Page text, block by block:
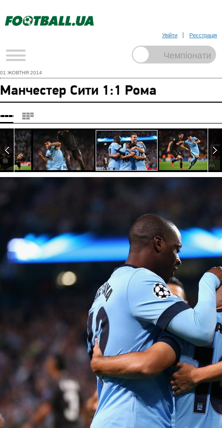
Увійти Реєстрація
01 ЖОВТНЯ 2014
Манчестер Сити 1:1 Рома